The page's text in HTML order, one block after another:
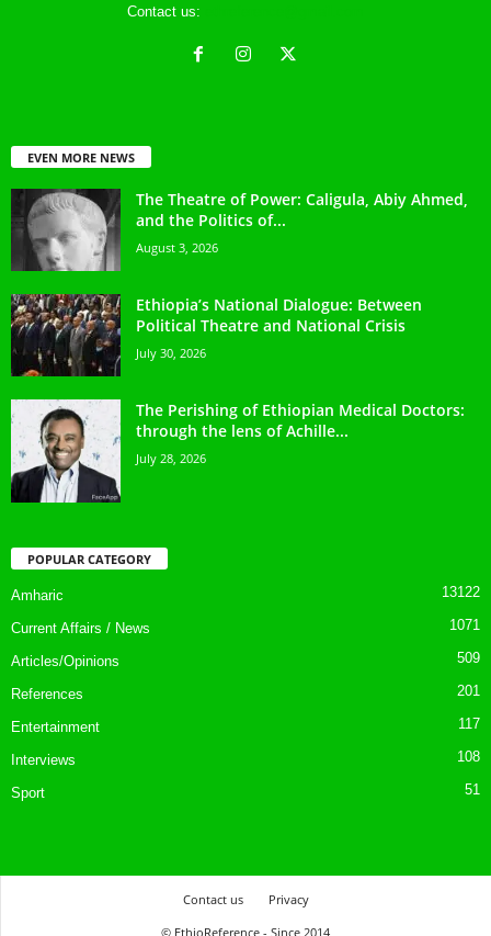
Contact us:
EVEN MORE NEWS
The Theatre of Power: Caligula, Abiy Ahmed,
and the Politics of...
August 3, 2026
Ethiopia’s National Dialogue: Between
Political Theatre and National Crisis
July 30, 2026
The Perishing of Ethiopian Medical Doctors:
through the lens of Achille...
July 28, 2026
POPULAR CATEGORY
Amharic 13122
Current Affairs / News 1071
Articles/Opinions 509
References 201
Entertainment 117
Interviews 108
Sport 51
Contact us
Privacy
© EthioReference - Since 2014